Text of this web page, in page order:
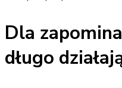
Dla
długo